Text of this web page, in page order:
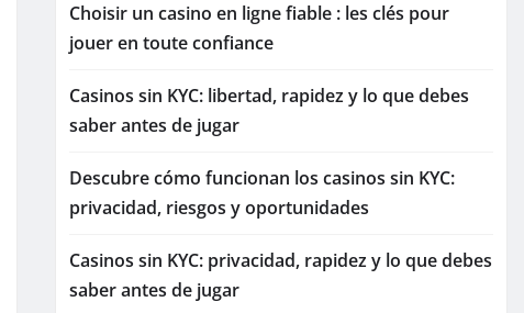
Choisir un casino en ligne fiable : les clés pour
jouer en toute confiance
Casinos sin KYC: libertad, rapidez y lo que debes
saber antes de jugar
Descubre cómo funcionan los casinos sin KYC:
privacidad, riesgos y oportunidades
Casinos sin KYC: privacidad, rapidez y lo que debes
saber antes de jugar